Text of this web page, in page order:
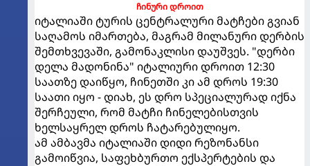
ჩინური დროით
იტალიაში ტურის ცენტრალური მატჩები გვიან
საღამოს იმართება, მაგრამ მილანური დერბის
შემთხვევაში, გამონაკლისი დაუშვეს. "დერბი
დელა მადონინა" იტალიური დროით 12:30
საათზე დაიწყო, ჩინეთში კი ამ დროს 19:30
საათი იყო - დიახ, ეს დრო სპეციალურად იქნა
შერჩეული, რომ მატჩი ჩინელებისთვის
ხელსაყრელ დროს ჩატარებულიყო.
ამ ამბავმა იტალიაში დიდი რეზონანსი
გამოიწვია, საფეხბურთო ექსპერტების და